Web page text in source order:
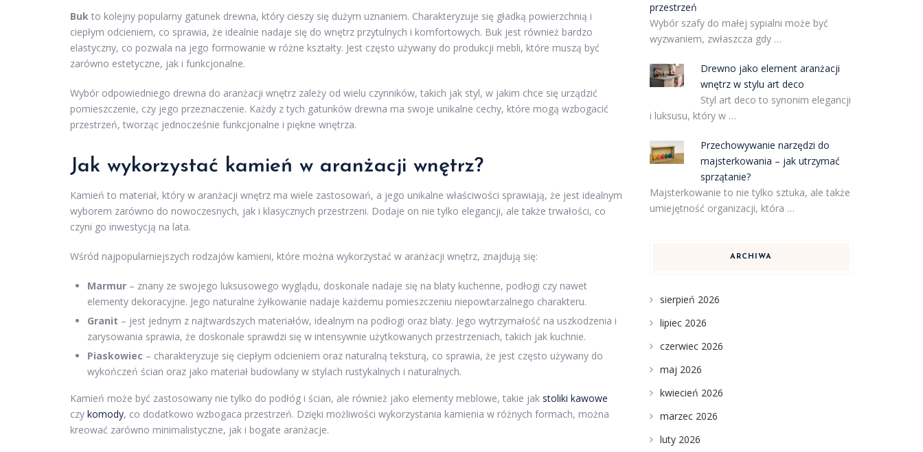
Buk to kolejny popularny gatunek drewna, który cieszy się dużym uznaniem. Charakteryzuje się gładką powierzchnią i
ciepłym odcieniem, co sprawia, że idealnie nadaje się do wnętrz przytulnych i komfortowych. Buk jest również bardzo
elastyczny, co pozwala na jego formowanie w różne kształty. Jest często używany do produkcji mebli, które muszą być
zarówno estetyczne, jak i funkcjonalne.
Wybór odpowiedniego drewna do aranżacji wnętrz zależy od wielu czynników, takich jak styl, w jakim chce się urządzić
pomieszczenie, czy jego przeznaczenie. Każdy z tych gatunków drewna ma swoje unikalne cechy, które mogą wzbogacić
przestrzeń, tworząc jednocześnie funkcjonalne i piękne wnętrza.
Jak wykorzystać kamień w aranżacji wnętrz?
Kamień to materiał, który w aranżacji wnętrz ma wiele zastosowań, a jego unikalne właściwości sprawiają, że jest idealnym
wyborem zarówno do nowoczesnych, jak i klasycznych przestrzeni. Dodaje on nie tylko elegancji, ale także trwałości, co
czyni go inwestycją na lata.
Wśród najpopularniejszych rodzajów kamieni, które można wykorzystać w aranżacji wnętrz, znajdują się:
Marmur – znany ze swojego luksusowego wyglądu, doskonale nadaje się na blaty kuchenne, podłogi czy nawet
elementy dekoracyjne. Jego naturalne żyłkowanie nadaje każdemu pomieszczeniu niepowtarzalnego charakteru.
Granit – jest jednym z najtwardszych materiałów, idealnym na podłogi oraz blaty. Jego wytrzymałość na uszkodzenia i
zarysowania sprawia, że doskonale sprawdzi się w intensywnie użytkowanych przestrzeniach, takich jak kuchnie.
Piaskowiec – charakteryzuje się ciepłym odcieniem oraz naturalną teksturą, co sprawia, że jest często używany do
wykończeń ścian oraz jako materiał budowlany w stylach rustykalnych i naturalnych.
Kamień może być zastosowany nie tylko do podłóg i ścian, ale również jako elementy meblowe, takie jak stoliki kawowe
czy komody, co dodatkowo wzbogaca przestrzeń. Dzięki możliwości wykorzystania kamienia w różnych formach, można
kreować zarówno minimalistyczne, jak i bogate aranżacje.
przestrzeń
Wybór szafy do małej sypialni może być
wyzwaniem, zwłaszcza gdy …
Drewno jako element aranżacji
wnętrz w stylu art deco
Styl art deco to synonim elegancji
i luksusu, który w …
Przechowywanie narzędzi do
majsterkowania – jak utrzymać
sprzątanie?
Majsterkowanie to nie tylko sztuka, ale także
umiejętność organizacji, która …
ARCHIWA
sierpień 2026
lipiec 2026
czerwiec 2026
maj 2026
kwiecień 2026
marzec 2026
luty 2026